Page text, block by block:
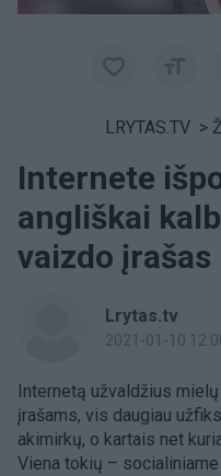
LRYTAS.TV >
Internete
angliškai
vaizdo įrašas
Lrytas.tv
2021-01-10
Internetą užvaldžius
įrašams, vis daugiau
akimirkų, o kartais net
Viena tokių –